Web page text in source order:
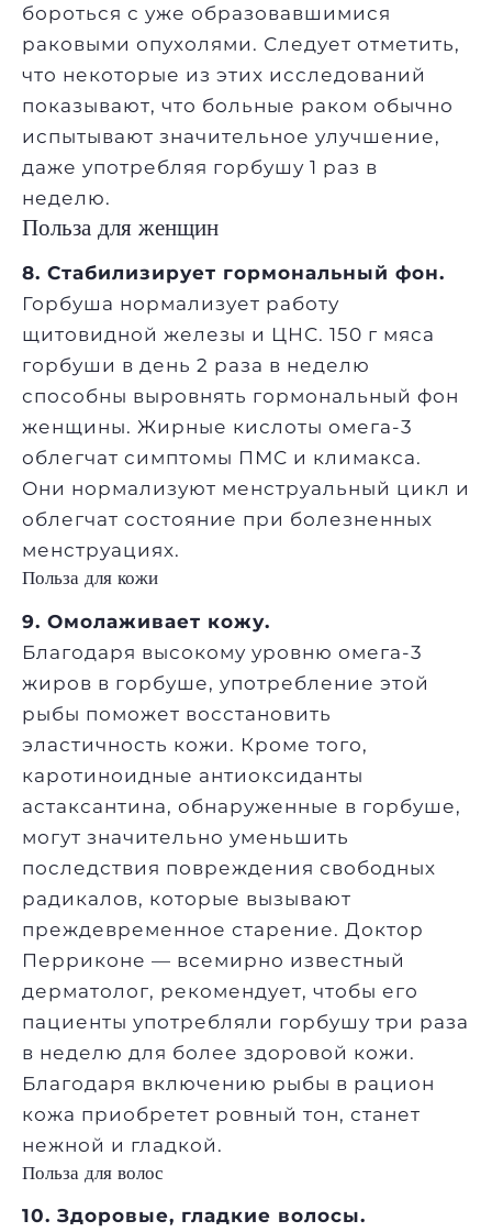
бороться с уже образовавшимися
раковыми опухолями. Следует отметить,
что некоторые из этих исследований
показывают, что больные раком обычно
испытывают значительное улучшение,
даже употребляя горбушу 1 раз в
неделю.
Польза для женщин
8. Стабилизирует гормональный фон.
Горбуша нормализует работу
щитовидной железы и ЦНС. 150 г мяса
горбуши в день 2 раза в неделю
способны выровнять гормональный фон
женщины. Жирные кислоты омега-3
облегчат симптомы ПМС и климакса.
Они нормализуют менструальный цикл и
облегчат состояние при болезненных
менструациях.
Польза для кожи
9. Омолаживает кожу.
Благодаря высокому уровню омега-3
жиров в горбуше, употребление этой
рыбы поможет восстановить
эластичность кожи. Кроме того,
каротиноидные антиоксиданты
астаксантина, обнаруженные в горбуше,
могут значительно уменьшить
последствия повреждения свободных
радикалов, которые вызывают
преждевременное старение. Доктор
Перриконе — всемирно известный
дерматолог, рекомендует, чтобы его
пациенты употребляли горбушу три раза
в неделю для более здоровой кожи.
Благодаря включению рыбы в рацион
кожа приобретет ровный тон, станет
нежной и гладкой.
Польза для волос
10. Здоровые, гладкие волосы.